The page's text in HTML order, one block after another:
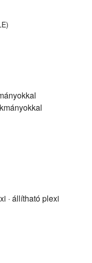
· állítható plexi